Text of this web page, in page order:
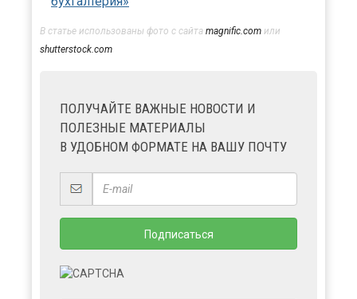
В статье использованы фото с сайта magnific.com или
shutterstock.com
ПОЛУЧАЙТЕ ВАЖНЫЕ НОВОСТИ И
ПОЛЕЗНЫЕ МАТЕРИАЛЫ
В УДОБНОМ ФОРМАТЕ НА ВАШУ ПОЧТУ